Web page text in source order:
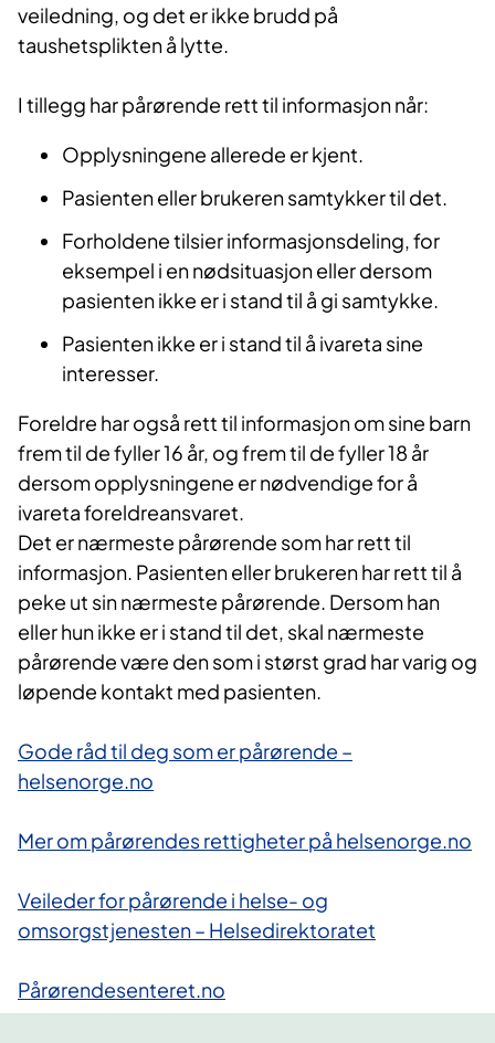
veiledning, og det er ikke brudd på
taushetsplikten å lytte.
I tillegg har pårørende rett til informasjon når:
Opplysningene allerede er kjent.
Pasienten eller brukeren samtykker til det.
Forholdene tilsier informasjonsdeling, for
eksempel i en nødsituasjon eller dersom
pasienten ikke er i stand til å gi samtykke.
Pasienten ikke er i stand til å ivareta sine
interesser.
Foreldre har også rett til informasjon om sine barn
frem til de fyller 16 år, og frem til de fyller 18 år
dersom opplysningene er nødvendige for å
ivareta foreldreansvaret.
Det er nærmeste pårørende som har rett til
informasjon. Pasienten eller brukeren har rett til å
peke ut sin nærmeste pårørende. Dersom han
eller hun ikke er i stand til det, skal nærmeste
pårørende være den som i størst grad har varig og
løpende kontakt med pasienten.
Gode råd til deg som er pårørende –
helsenorge.no
Mer om pårørendes rettigheter på helsenorge.no
Veileder for pårørende i helse- og
omsorgstjenesten – Helsedirektoratet
Pårørendesenteret.no